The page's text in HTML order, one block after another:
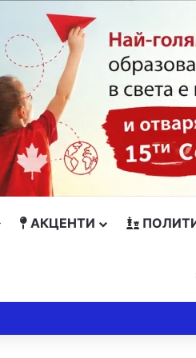
АКЦЕНТИ